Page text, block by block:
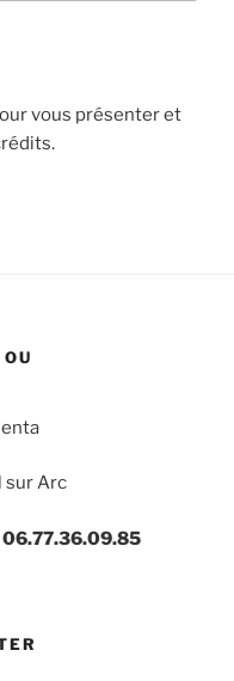
vous présenter et
sur Arc
06.77.36.09.85